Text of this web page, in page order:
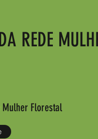
REDE
Mulher Florestal